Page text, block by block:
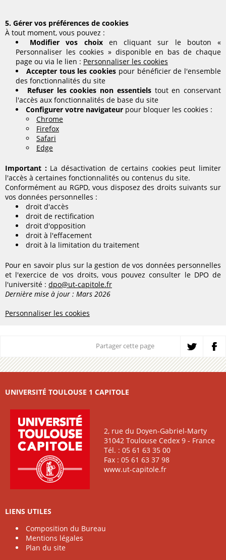
5. Gérer vos préférences de cookies
À tout moment, vous pouvez :
Modifier vos choixen cliquant sur le bouton «
Personnaliser les cookies » disponible en bas de chaque
page ou via le lien : Personnaliser les cookies
Accepter tous les cookies pour bénéficier de l'ensemble
des fonctionnalités du site
Refuser les cookies non essentielstout en conservant
l'accès aux fonctionnalités de base du site
Configurer votre navigateur pour bloquer les cookies :
Chrome
Firefox
Safari
Edge
Important :La désactivation de certains cookies peut limiter
l'accès à certaines fonctionnalités ou contenus du site.
Conformément au RGPD, vous disposez des droits suivants sur
vos données personnelles :
droit d'accès
droit de rectification
droit d'opposition
droit à l'effacement
droit à la limitation du traitement
Pour en savoir plus sur la gestion de vos données personnelles
et l'exercice de vos droits, vous pouvez consulter le DPO de
l'université : dpo@ut-capitole.fr
Dernière mise à jour : Mars 2026
Personnaliser les cookies
Partager cette page
UNIVERSITÉ TOULOUSE 1 CAPITOLE
2, rue du Doyen-Gabriel-Marty
31042 Toulouse Cedex 9 - France
Tél. : 05 61 63 35 00
Fax : 05 61 63 37 98
www.ut-capitole.fr
LIENS UTILES
Composition du Bureau
Mentions légales
Plan du site